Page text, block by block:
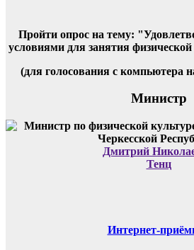
Пройти опрос на тему:
условиями для занятия
(для голосования с компьютера
Министр
Дмитрий
Тенц
Интернет-